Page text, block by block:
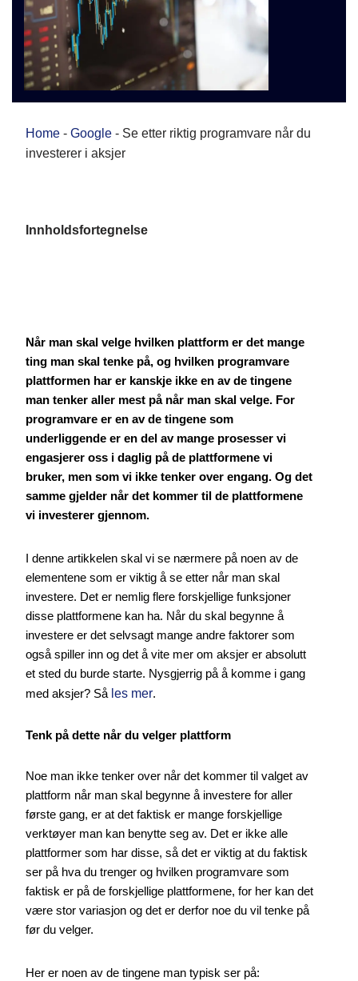
Home - Google - Se etter riktig programvare når du
investerer i aksjer
Innholdsfortegnelse
Når man skal velge hvilken plattform er det mange
ting man skal tenke på, og hvilken programvare
plattformen har er kanskje ikke en av de tingene
man tenker aller mest på når man skal velge. For
programvare er en av de tingene som
underliggende er en del av mange prosesser vi
engasjerer oss i daglig på de plattformene vi
bruker, men som vi ikke tenker over engang. Og det
samme gjelder når det kommer til de plattformene
vi investerer gjennom.
I denne artikkelen skal vi se nærmere på noen av de
elementene som er viktig å se etter når man skal
investere. Det er nemlig flere forskjellige funksjoner
disse plattformene kan ha. Når du skal begynne å
investere er det selvsagt mange andre faktorer som
også spiller inn og det å vite mer om aksjer er absolutt
et sted du burde starte. Nysgjerrig på å komme i gang
med aksjer? Så les mer.
Tenk på dette når du velger plattform
Noe man ikke tenker over når det kommer til valget av
plattform når man skal begynne å investere for aller
første gang, er at det faktisk er mange forskjellige
verktøyer man kan benytte seg av. Det er ikke alle
plattformer som har disse, så det er viktig at du faktisk
ser på hva du trenger og hvilken programvare som
faktisk er på de forskjellige plattformene, for her kan det
være stor variasjon og det er derfor noe du vil tenke på
før du velger.
Her er noen av de tingene man typisk ser på: